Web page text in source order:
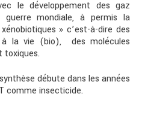
le développement des gaz
guerre mondiale, à permis la
» c’est-à-dire des
la vie (bio), des molécules
toxiques.
débute dans les années
comme insecticide.